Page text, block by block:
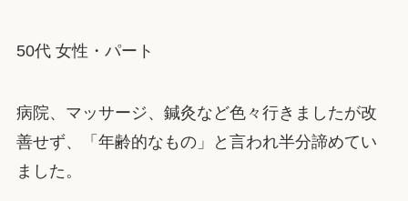
50代 女性・パート
病院、マッサージ、鍼灸など色々行きましたが改
善せず、「年齢的なもの」と言われ半分諦めてい
ました。